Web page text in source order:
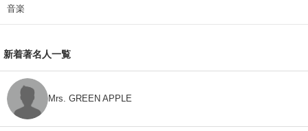
音楽
新着著名人一覧
Mrs. GREEN APPLE